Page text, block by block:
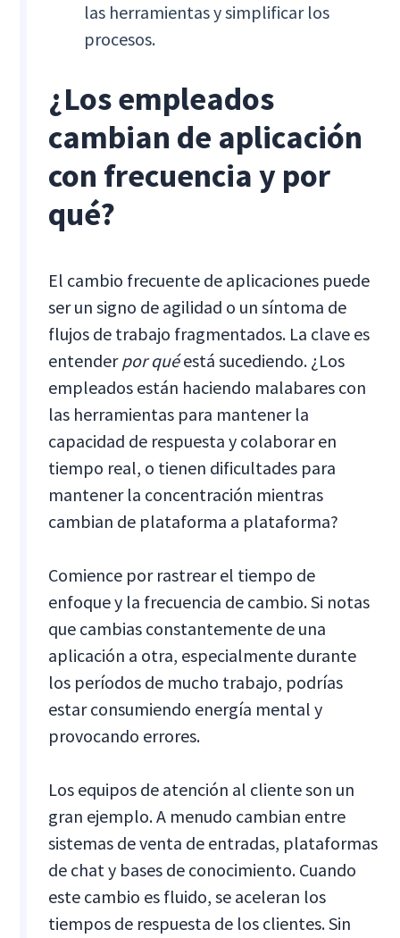
las herramientas y simplificar los
procesos.
¿Los empleados
cambian de aplicación
con frecuencia y por
qué?
El cambio frecuente de aplicaciones puede
ser un signo de agilidad o un síntoma de
flujos de trabajo fragmentados. La clave es
entenderpor quéestá sucediendo. ¿Los
empleados están haciendo malabares con
las herramientas para mantener la
capacidad de respuesta y colaborar en
tiempo real, o tienen dificultades para
mantener la concentración mientras
cambian de plataforma a plataforma?
Comience por rastrear el tiempo de
enfoque y la frecuencia de cambio. Si notas
que cambias constantemente de una
aplicación a otra, especialmente durante
los períodos de mucho trabajo, podrías
estar consumiendo energía mental y
provocando errores.
Los equipos de atención al cliente son un
gran ejemplo. A menudo cambian entre
sistemas de venta de entradas, plataformas
de chat y bases de conocimiento. Cuando
este cambio es fluido, se aceleran los
tiempos de respuesta de los clientes. Sin